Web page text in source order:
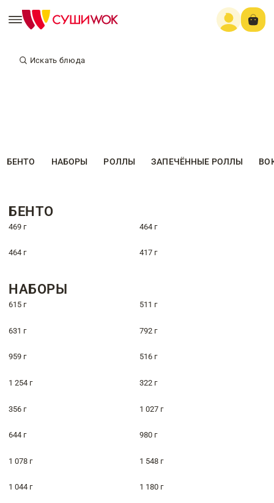
Искать блюда
БЕНТО НАБОРЫ РОЛЛЫ ЗАПЕЧЁННЫЕ РОЛЛЫ
БЕНТО
469 г 464 г
464 г 417 г
НАБОРЫ
615 г 511 г
631 г 792 г
959 г 516 г
1 254 г 322 г
356 г 1 027 г
644 г 980 г
1 078 г 1 548 г
1 044 г 1 180 г